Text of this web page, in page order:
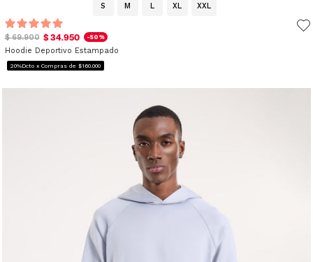
S M L XL XXL
$ 69.900 $ 34.950 -50%
Hoodie Deportivo Estampado
20%Dcto x Compras de $160.000